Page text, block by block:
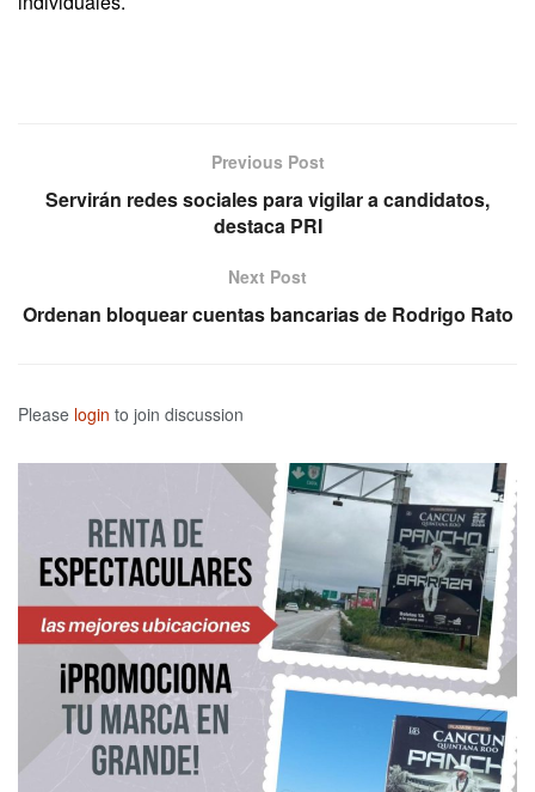
Previous Post
Servirán redes sociales para vigilar a candidatos,
destaca PRI
Next Post
Ordenan bloquear cuentas bancarias de Rodrigo Rato
Please login to join discussion